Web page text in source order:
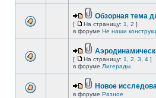
Обзорная тема
[ На страницу: 1 2 ]
в форуме Не наши
[ На страницу: 1 2 3 4 ]
в форуме Лигерады
Новое
в форуме Разное